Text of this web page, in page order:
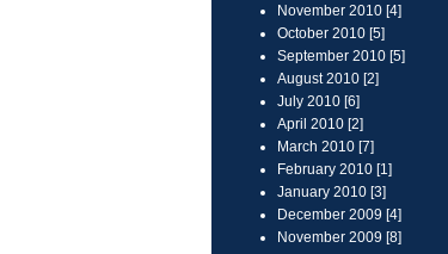
November 2010 [4]
October 2010 [5]
September 2010 [5]
August 2010 [2]
July 2010 [6]
April 2010 [2]
March 2010 [7]
February 2010 [1]
January 2010 [3]
December 2009 [4]
November 2009 [8]